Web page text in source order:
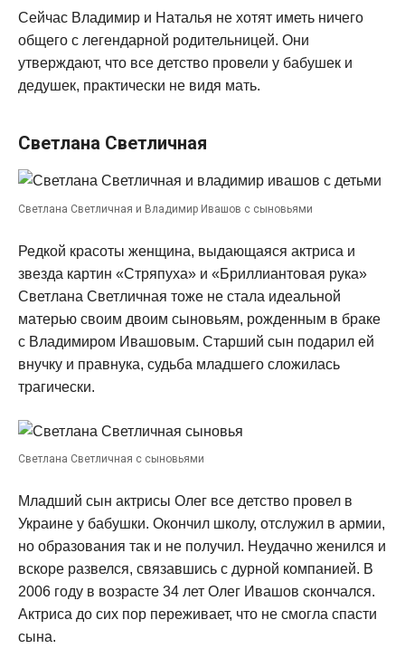
Сейчас Владимир и Наталья не хотят иметь ничего
общего с легендарной родительницей. Они
утверждают, что все детство провели у бабушек и
дедушек, практически не видя мать.
Светлана Светличная
Светлана Светличная и Владимир Ивашов с сыновьями
Редкой красоты женщина, выдающаяся актриса и
звезда картин «Стряпуха» и «Бриллиантовая рука»
Светлана Светличная тоже не стала идеальной
матерью своим двоим сыновьям, рожденным в браке
с Владимиром Ивашовым. Старший сын подарил ей
внучку и правнука, судьба младшего сложилась
трагически.
Светлана Светличная с сыновьями
Младший сын актрисы Олег все детство провел в
Украине у бабушки. Окончил школу, отслужил в армии,
но образования так и не получил. Неудачно женился и
вскоре развелся, связавшись с дурной компанией. В
2006 году в возрасте 34 лет Олег Ивашов скончался.
Актриса до сих пор переживает, что не смогла спасти
сына.